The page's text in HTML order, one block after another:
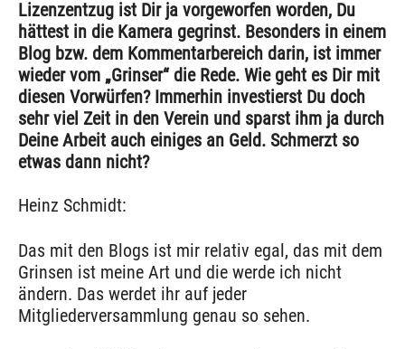
Lizenzentzug ist Dir ja vorgeworfen worden, Du
hättest in die Kamera gegrinst. Besonders in einem
Blog bzw. dem Kommentarbereich darin, ist immer
wieder vom „Grinser“ die Rede. Wie geht es Dir mit
diesen Vorwürfen? Immerhin investierst Du doch
sehr viel Zeit in den Verein und sparst ihm ja durch
Deine Arbeit auch einiges an Geld. Schmerzt so
etwas dann nicht?
Heinz Schmidt:
Das mit den Blogs ist mir relativ egal, das mit dem
Grinsen ist meine Art und die werde ich nicht
ändern. Das werdet ihr auf jeder
Mitgliederversammlung genau so sehen.